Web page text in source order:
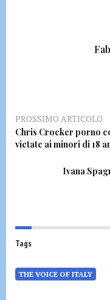
PROSSIMO ARTICOLO
Chris Crocker porno
vietate ai minori di 18
Ivana
Tags
THE VOICE OF ITALY